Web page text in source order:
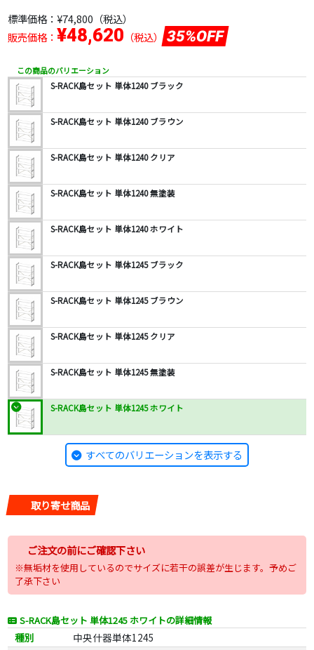
標準価格： ¥74,800 （税込）
販売価格： ¥48,620 （税込） 35%OFF
この商品のバリエーション
S-RACK島セット 単体1240 ブラック
S-RACK島セット 単体1240 ブラウン
S-RACK島セット 単体1240 クリア
S-RACK島セット 単体1240 無塗装
S-RACK島セット 単体1240 ホワイト
S-RACK島セット 単体1245 ブラック
S-RACK島セット 単体1245 ブラウン
S-RACK島セット 単体1245 クリア
S-RACK島セット 単体1245 無塗装
S-RACK島セット 単体1245 ホワイト
すべてのバリエーションを表示する
取り寄せ商品
ご注文の前にご確認下さい
※無垢材を使用しているのでサイズに若干の誤差が生じます。予めご
了承下さい
S-RACK島セット 単体1245 ホワイトの詳細情報
種別
中央什器単体1245